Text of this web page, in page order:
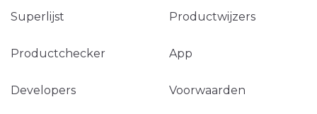
Superlijst Productwijzers
Productchecker App
Developers Voorwaarden